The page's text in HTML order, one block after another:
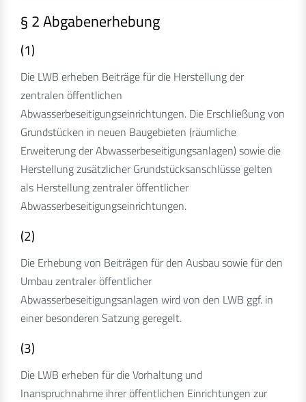
§ 2 Abgabenerhebung
(1)
Die LWB erheben Beiträge für die Herstellung der
zentralen öffentlichen
Abwasserbeseitigungseinrichtungen. Die Erschließung von
Grundstücken in neuen Baugebieten (räumliche
Erweiterung der Abwasserbeseitigungsanlagen) sowie die
Herstellung zusätzlicher Grundstücksanschlüsse gelten
als Herstellung zentraler öffentlicher
Abwasserbeseitigungseinrichtungen.
(2)
Die Erhebung von Beiträgen für den Ausbau sowie für den
Umbau zentraler öffentlicher
Abwasserbeseitigungsanlagen wird von den LWB ggf. in
einer besonderen Satzung geregelt.
(3)
Die LWB erheben für die Vorhaltung und
Inanspruchnahme ihrer öffentlichen Einrichtungen zur